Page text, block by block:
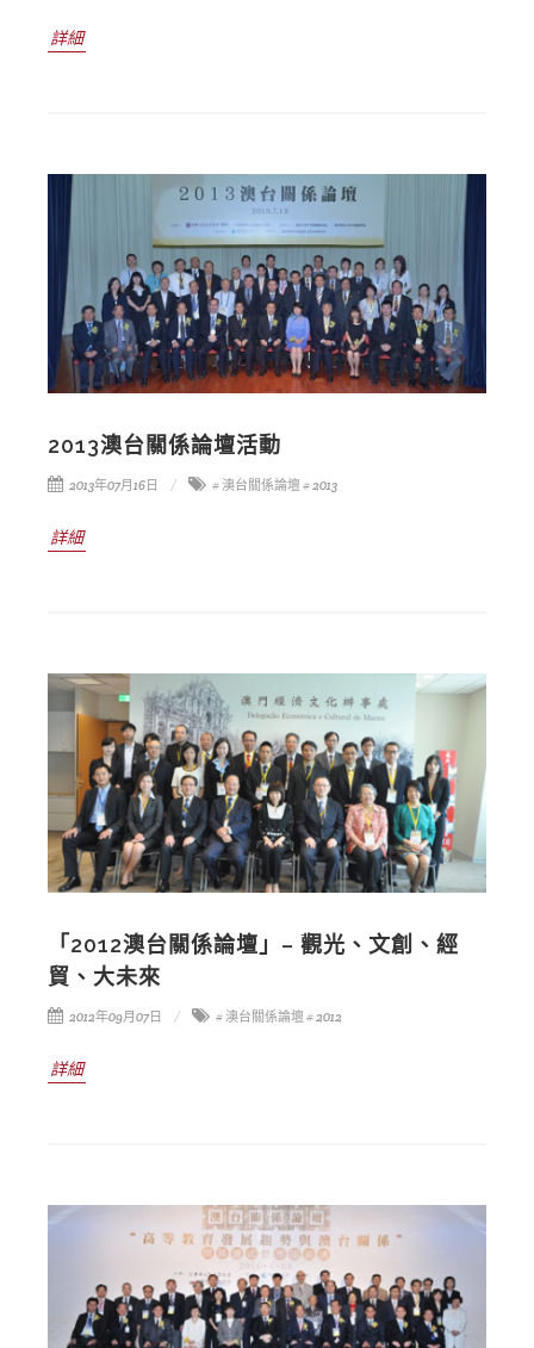
詳細
2013澳台關係論壇活動
2013年07月16日 # 澳台關係論壇# 2013
詳細
「2012澳台關係論壇」– 觀光、文創、經
貿、大未來
2012年09月07日 # 澳台關係論壇# 2012
詳細